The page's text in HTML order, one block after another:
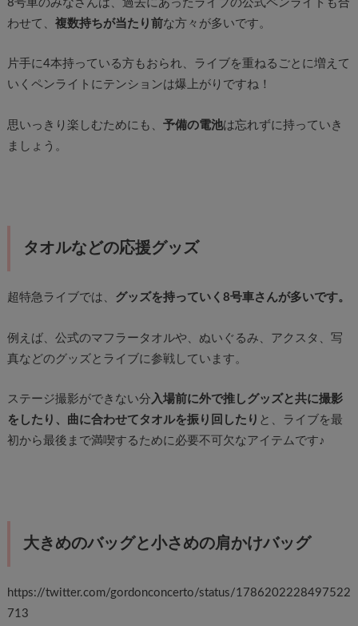
8号車のみなさんは、過去にあったライブの公式ペンライトも合
わせて、 複数持ちが当たり前な方々が多いです。
片手に4本持っている方もおられ、ライブを重ねるごとに増えて
いくペンライトにテンションは爆上がりですね！
思いっきり楽しむためにも、 予備の電池は忘れずに持っていき
ましょう。
タオルなどの応援グッズ
超特急ライブでは、 グッズを持っていく8号車さんが多いです。
例えば、公式のマフラータオルや、ぬいぐるみ、アクスタ、写
真などのグッズとライブに参戦しています。
ステージ撮影ができない分 入場前に外で推しグッズと共に撮影
をしたり、曲に合わせてタオルを振り回したり と、ライブを最
初から最後まで満喫するために必要不可欠なアイテムです♪
大きめのバッグと小さめの肩かけバッグ
https://twitter.com/gordonconcerto/status/1786202228497522
713